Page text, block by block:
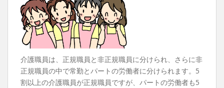
介護職員は、正規職員と非正規職員に分けられ、さらに非
正規職員の中で常勤とパートの労働者に分けられます。5
割以上の介護職員が正規職員ですが、パートの労働者も5